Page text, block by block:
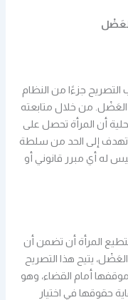
جزءًا من النظام
العَضْل. من خلال متابعته
أن المرأة تحصل على
إلى الحد من سلطة
له أي مبرر قانوني أو
المرأة أن تضمن أن
يتيح هذا التصريح
أمام القضاء، وهو
حقوقها في اختيار